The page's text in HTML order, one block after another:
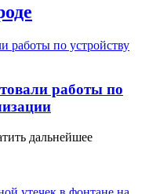
работы по
дальнейшее